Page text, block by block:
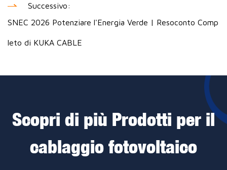
Successivo:
SNEC 2026 Potenziare l'Energia Verde | Resoconto Comp
leto di KUKA CABLE
Scopri di più Prodotti per il
cablaggio fotovoltaico